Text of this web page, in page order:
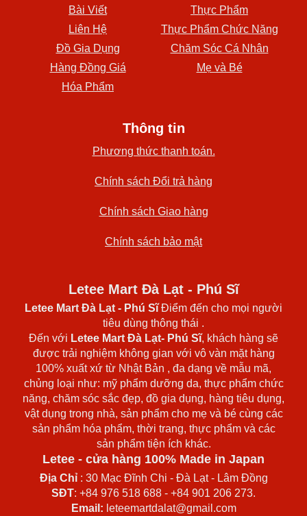
Bài Viết
Thực Phẩm
Liên Hệ
Thực Phẩm Chức Năng
Đồ Gia Dụng
Chăm Sóc Cá Nhân
Hàng Đồng Giá
Mẹ và Bé
Hóa Phẩm
Thông tin
Phương thức thanh toán.
Chính sách Đổi trả hàng
Chính sách Giao hàng
Chính sách bảo mật
Letee Mart Đà Lạt - Phú Sĩ
Letee Mart Đà Lạt - Phú SĩĐiểm đến cho mọi người
tiêu dùng thông thái .
Đến với Letee Mart Đà Lạt- Phú Sĩ, khách hàng sẽ
được trải nghiệm không gian với vô vàn mặt hàng
100% xuất xứ từ Nhật Bản , đa dạng về mẫu mã,
chủng loại như: mỹ phẩm dưỡng da, thực phẩm chức
năng, chăm sóc sắc đẹp, đồ gia dụng, hàng tiêu dụng,
vật dụng trong nhà, sản phẩm cho mẹ và bé cùng các
sản phẩm hóa phẩm, thời trang, thực phẩm và các
sản phẩm tiện ích khác.
Letee - cửa hàng 100% Made in Japan
Địa Chỉ: 30 Mạc Đĩnh Chi - Đà Lạt - Lâm Đồng
SĐT: +84 976 518 688 - +84 901 206 273.
Email: leteemartdalat@gmail.com